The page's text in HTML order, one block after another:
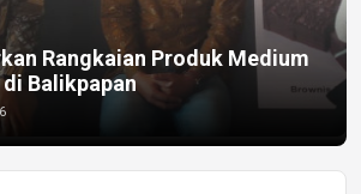
Rangkaian Produk Medium
Balikpapan